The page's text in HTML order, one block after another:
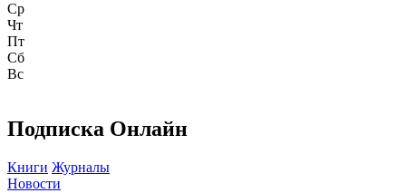
Ср
Чт
Пт
Сб
Вс
Подписка Онлайн
Книги Журналы
Новости